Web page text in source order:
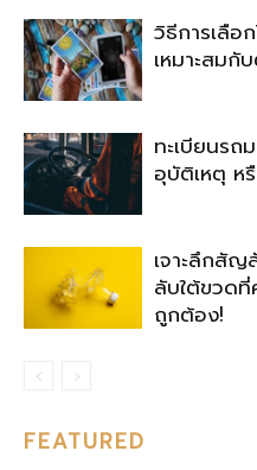
วิธีการเลือ
เหมาะสมกั
ทะเบียนรถ
อุบัติเหตุ ห
เจาะลึกสั
ลับใต้ขวด
ถูกต้อง!
FEATURED